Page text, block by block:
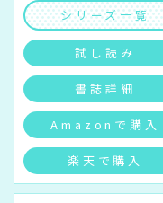
シリーズ一覧
試し読み
書誌詳細
Amazonで購入
楽天で購入